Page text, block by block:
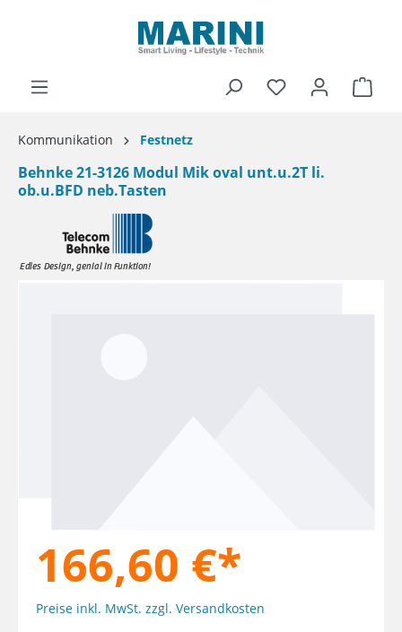
Kommunikation Festnetz
Behnke 21-3126 Modul Mik oval unt.u.2T li.
ob.u.BFD neb.Tasten
166,60 €*
Preise inkl. MwSt. zzgl. Versandkosten